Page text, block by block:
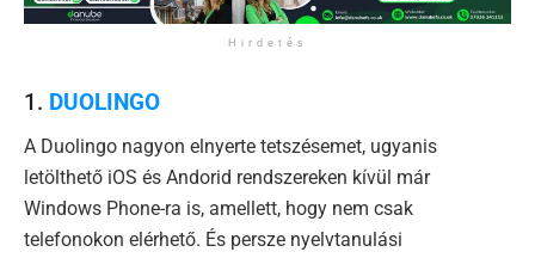
Hirdetés
1. DUOLINGO
A Duolingo nagyon elnyerte tetszésemet, ugyanis
letölthető iOS és Andorid rendszereken kívül már
Windows Phone-ra is, amellett, hogy nem csak
telefonokon elérhető. És persze nyelvtanulási